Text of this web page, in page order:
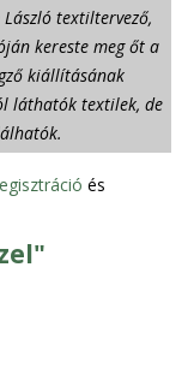
textiltervező,
kereste meg őt a
kiállításának
láthatók textilek, de
és